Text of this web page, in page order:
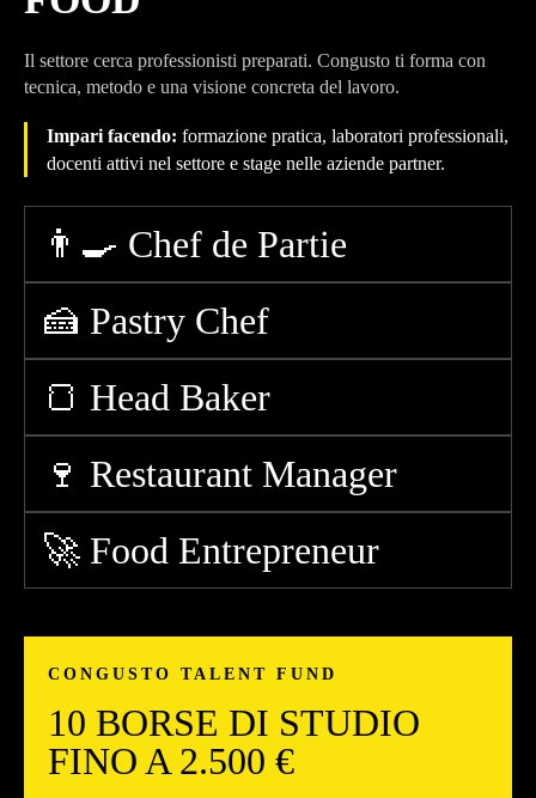
Il settore cerca professionisti preparati. Congusto ti forma con
tecnica, metodo e una visione concreta del lavoro.
Impari facendo: formazione pratica, laboratori professionali,
docenti attivi nel settore e stage nelle aziende partner.
👨‍🍳 Chef de Partie
🍰 Pastry Chef
🍞 Head Baker
🍷 Restaurant Manager
🚀 Food Entrepreneur
CONGUSTO TALENT FUND
10 BORSE DI STUDIO
FINO A 2.500 €